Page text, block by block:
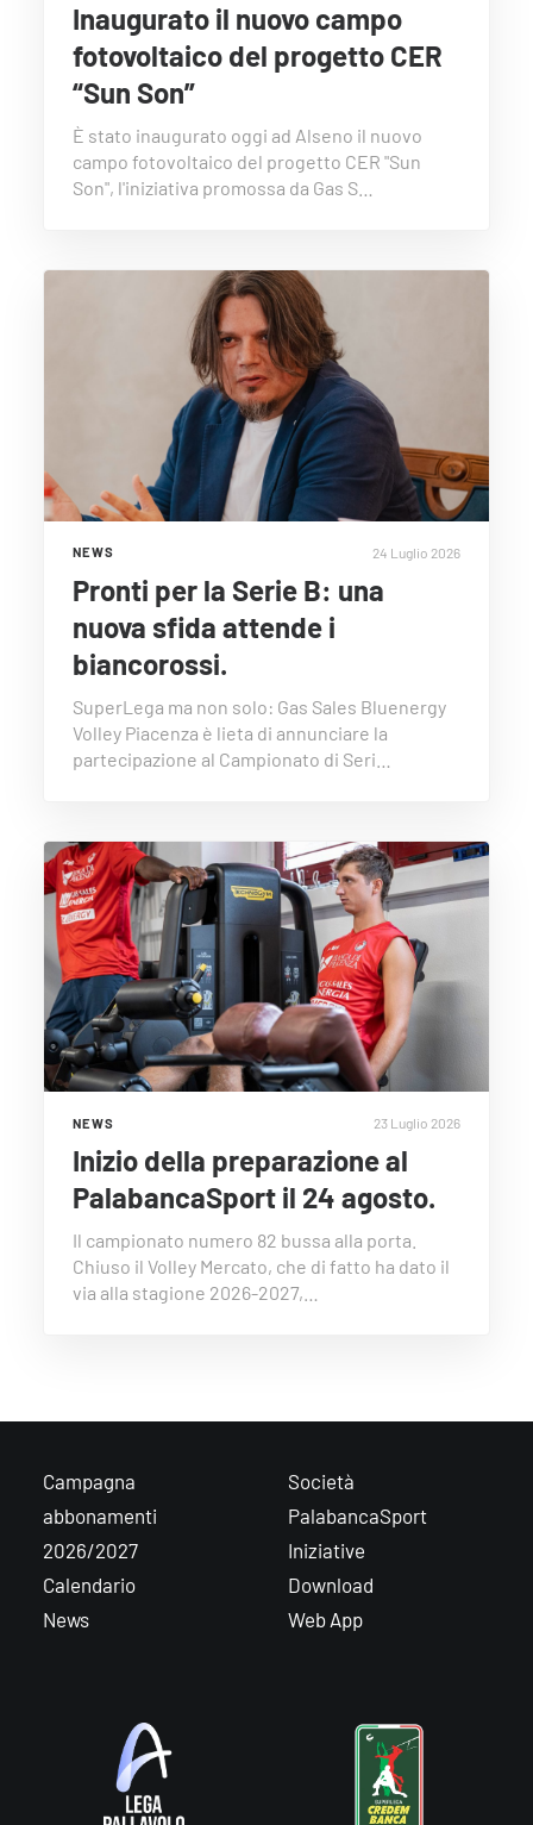
Inaugurato il nuovo campo
fotovoltaico del progetto CER
“Sun Son”
È stato inaugurato oggi ad Alseno il nuovo
campo fotovoltaico del progetto CER "Sun
Son", l'iniziativa promossa da Gas S…
NEWS 24 Luglio 2026
Pronti per la Serie B: una
nuova sfida attende i
biancorossi.
SuperLega ma non solo: Gas Sales Bluenergy
Volley Piacenza è lieta di annunciare la
partecipazione al Campionato di Seri…
NEWS 23 Luglio 2026
Inizio della preparazione al
PalabancaSport il 24 agosto.
Il campionato numero 82 bussa alla porta.
Chiuso il Volley Mercato, che di fatto ha dato il
via alla stagione 2026-2027,…
Campagna
abbonamenti
2026/2027
Calendario
News
Società
PalabancaSport
Iniziative
Download
Web App